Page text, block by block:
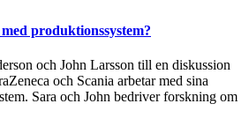
produktionssystem?
och John Larsson till en diskussion
och Scania arbetar med sina
Sara och John bedriver forskning om